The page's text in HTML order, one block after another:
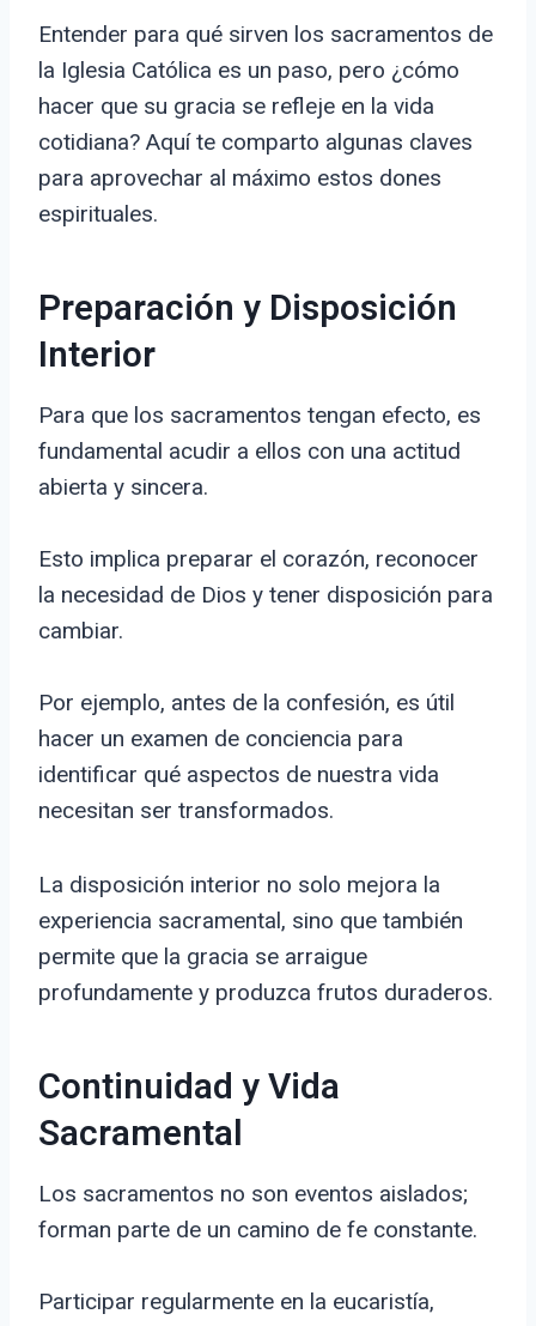
Entender para qué sirven los sacramentos de
la Iglesia Católica es un paso, pero ¿cómo
hacer que su gracia se refleje en la vida
cotidiana? Aquí te comparto algunas claves
para aprovechar al máximo estos dones
espirituales.
Preparación y Disposición
Interior
Para que los sacramentos tengan efecto, es
fundamental acudir a ellos con una actitud
abierta y sincera.
Esto implica preparar el corazón, reconocer
la necesidad de Dios y tener disposición para
cambiar.
Por ejemplo, antes de la confesión, es útil
hacer un examen de conciencia para
identificar qué aspectos de nuestra vida
necesitan ser transformados.
La disposición interior no solo mejora la
experiencia sacramental, sino que también
permite que la gracia se arraigue
profundamente y produzca frutos duraderos.
Continuidad y Vida
Sacramental
Los sacramentos no son eventos aislados;
forman parte de un camino de fe constante.
Participar regularmente en la eucaristía,